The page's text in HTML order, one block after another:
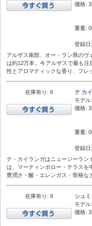
価格:
重量:
登録
アルザス南部、オー・ラン県の
は約12万本。今アルザスで最も
性とアロマティックな香り、フレ
在庫有り: 6
テ カ
モデル:
価格:
重量:
登録
テ・カイランガはニュージーラン
は、マーティンボロー・テラスを
豊潤さ・酸・エレンガス・骨格
在庫有り: 9
シュ
モデル:
価格: